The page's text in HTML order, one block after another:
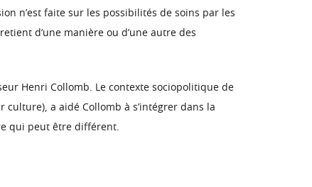
n’est faite sur les possibilités de soins par les
d’une manière ou d’une autre des
Henri Collomb. Le contexte sociopolitique de
a aidé Collomb à s’intégrer dans la
qui peut être différent.